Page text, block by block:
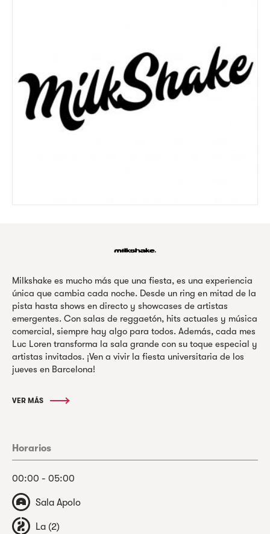
Milkshake es mucho más que una fiesta, es una experiencia
única que cambia cada noche. Desde un ring en mitad de la
pista hasta shows en directo y showcases de artistas
emergentes. Con salas de reggaetón, hits actuales y música
comercial, siempre hay algo para todos. Además, cada mes
Luc Loren transforma la sala grande con su toque especial y
artistas invitados. ¡Ven a vivir la fiesta universitaria de los
jueves en Barcelona!
VER MÁS
Horarios
00:00 - 05:00
Sala Apolo
La (2)